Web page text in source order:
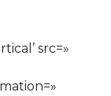
src=»